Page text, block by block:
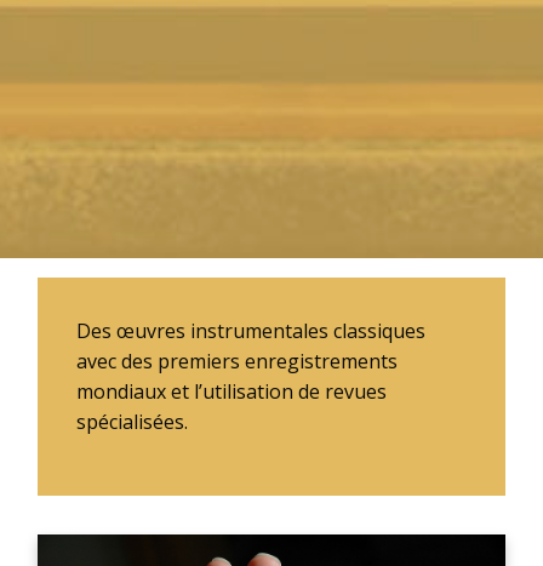
Des œuvres instrumentales classiques
avec des premiers enregistrements
mondiaux et l’utilisation de revues
spécialisées.